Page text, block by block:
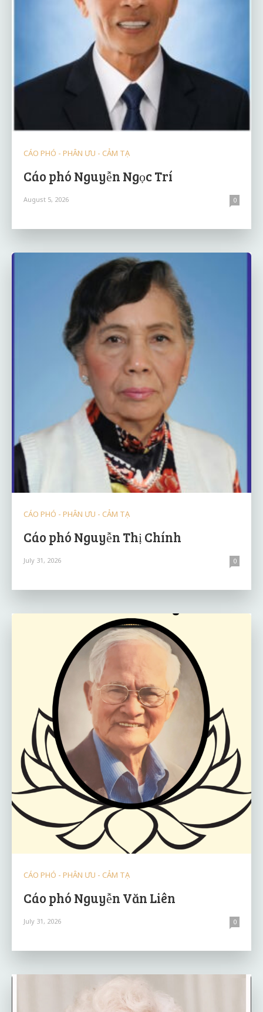
CÁO PHÓ - PHÂN ƯU - CẢM TẠ
Cáo phó Nguyễn Ngọc Trí
August 5, 2026 0
CÁO PHÓ - PHÂN ƯU - CẢM TẠ
Cáo phó Nguyễn Thị Chính
July 31, 2026 0
CÁO PHÓ - PHÂN ƯU - CẢM TẠ
Cáo phó Nguyễn Văn Liên
July 31, 2026 0